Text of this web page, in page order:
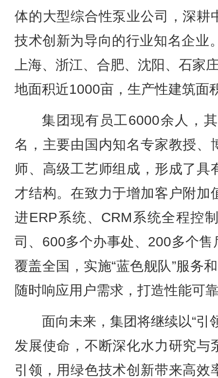
体的大型综合性泵业公司，深耕
技术创新为导向的行业知名企业
上海、浙江、合肥、沈阳、石家
地面积近1000亩，生产性建筑面
集团现有员工6000余人，
名，主要由国内知名专家教授、
师、高级工艺师组成，形成了具
才结构。在致力于增加客户附加
进ERP系统、CRM系统全程控
司、600多个办事处、200多个
覆盖全国，实施“蓝色舰队”服务
随时响应用户需求，打造性能可
面向未来，集团将继续以“引
发展使命，不断深化水力研究与
引领，用绿色技术创新带来高效